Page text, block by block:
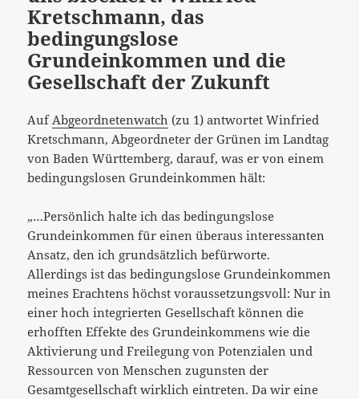
Kretschmann, das
bedingungslose
Grundeinkommen und die
Gesellschaft der Zukunft
Auf Abgeordnetenwatch (zu 1) antwortet Winfried
Kretschmann, Abgeordneter der Grünen im Landtag
von Baden Württemberg, darauf, was er von einem
bedingungslosen Grundeinkommen hält:
„…Persönlich halte ich das bedingungslose
Grundeinkommen für einen überaus interessanten
Ansatz, den ich grundsätzlich befürworte.
Allerdings ist das bedingungslose Grundeinkommen
meines Erachtens höchst voraussetzungsvoll: Nur in
einer hoch integrierten Gesellschaft können die
erhofften Effekte des Grundeinkommens wie die
Aktivierung und Freilegung von Potenzialen und
Ressourcen von Menschen zugunsten der
Gesamtgesellschaft wirklich eintreten. Da wir eine